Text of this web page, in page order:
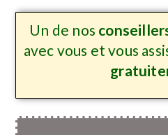
Un de nos
avec vous et vous